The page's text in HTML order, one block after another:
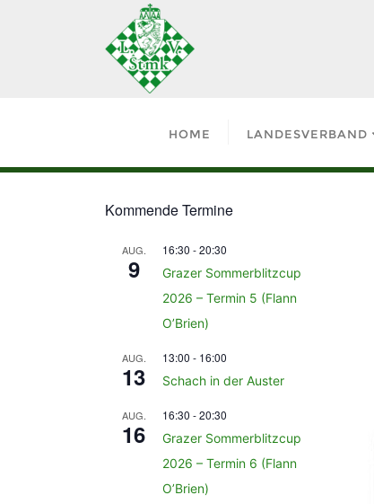
HOME LANDESVERBAND
Kommende Termine
AUG.
9
16:30 -20:30
Grazer Sommerblitzcup
2026 – Termin 5 (Flann
O’Brien)
AUG.
13
13:00 - 16:00
Schach in der Auster
AUG.
16
16:30 -20:30
Grazer Sommerblitzcup
2026 – Termin 6 (Flann
O’Brien)